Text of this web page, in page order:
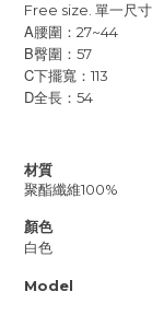
Free size. 單一尺寸
A腰圍：27~44
B臀圍：57
C下擺寬：113
D全長：54
材質
聚酯纖維100%
顏色
白色
Model